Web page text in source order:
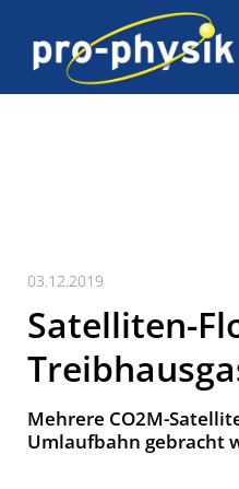
03.12.2019
Satelliten-
Mehrere CO2M-
Umlaufbahn gebracht